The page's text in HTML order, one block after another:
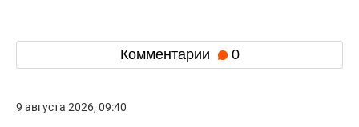
Комментарии 0
9 августа 2026, 09:40